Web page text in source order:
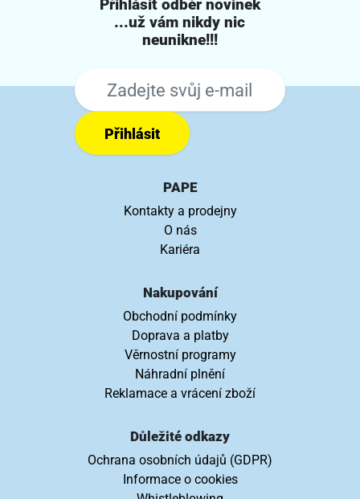
Přihlásit odběr novinek
...už vám nikdy nic
neunikne!!!
Přihlásit
PAPE
Kontakty a prodejny
O nás
Kariéra
Nakupování
Obchodní podmínky
Doprava a platby
Věrnostní programy
Náhradní plnění
Reklamace a vrácení zboží
Důležité odkazy
Ochrana osobních údajů (GDPR)
Informace o cookies